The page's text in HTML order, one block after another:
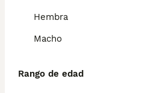
Hembra
Macho
Rango de edad